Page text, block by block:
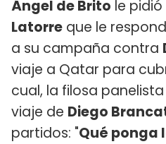
Ángel de Brito le pidió
Latorre que le
a su campaña contra
viaje a Qatar para
cual, la filosa
viaje de Diego
partidos: "Qué ponga